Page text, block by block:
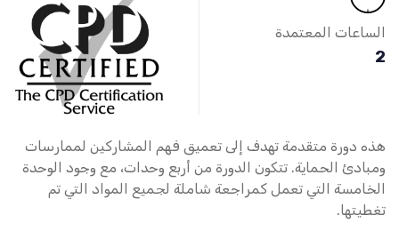
الساعات المعتمدة
2
هذه دورة متقدمة تهدف إلى تعميق فهم المشاركين لممارسات
ومبادئ الحماية. تتكون الدورة من أربع وحدات، مع وجود الوحدة
الخامسة التي تعمل كمراجعة شاملة لجميع المواد التي تم
تغطيتها.